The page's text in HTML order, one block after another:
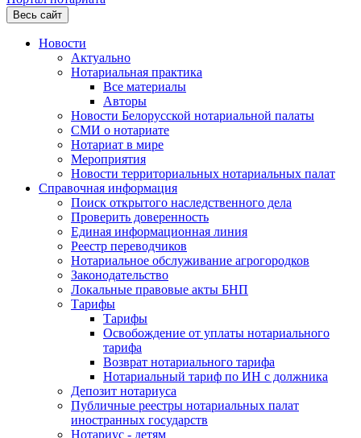
Весь сайт
Новости
Актуально
Нотариальная практика
Все материалы
Авторы
Новости Белорусской нотариальной палаты
СМИ о нотариате
Нотариат в мире
Мероприятия
Новости территориальных нотариальных палат
Справочная информация
Поиск открытого наследственного дела
Проверить доверенность
Единая информационная линия
Реестр переводчиков
Нотариальное обслуживание агрогородков
Законодательство
Локальные правовые акты БНП
Тарифы
Тарифы
Освобождение от уплаты нотариального
тарифа
Возврат нотариального тарифа
Нотариальный тариф по ИН с должника
Депозит нотариуса
Публичные реестры нотариальных палат
иностранных государств
Нотариус - детям